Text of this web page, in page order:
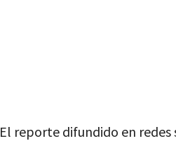
El reporte difundido en redes